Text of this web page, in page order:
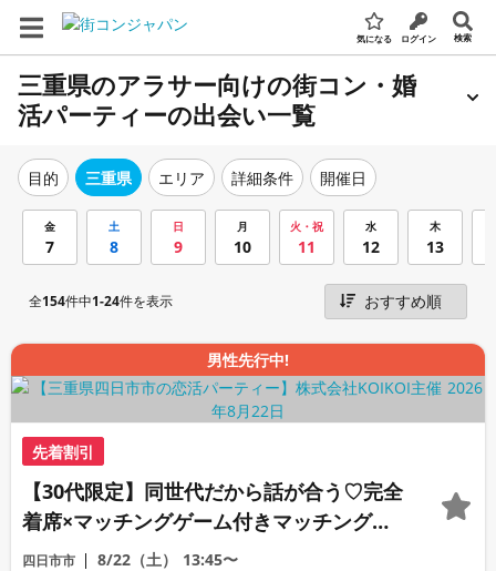
気になる ログイン 検索
三重県のアラサー向けの街コン・婚
活パーティーの出会い一覧
目的 三重県 エリア 詳細条件 開催日
金
7
土
8
日
9
月
10
火・祝
11
水
12
木
13
全154件中1-24件を表示
男性先行中!
先着割引
【30代限定】同世代だから話が合う♡完全
着席×マッチングゲーム付きマッチングコ
ン
四日市市 8/22（土） 13:45〜